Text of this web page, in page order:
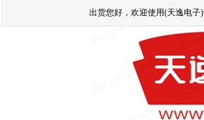
出货您好，欢迎使用(天逸电子)